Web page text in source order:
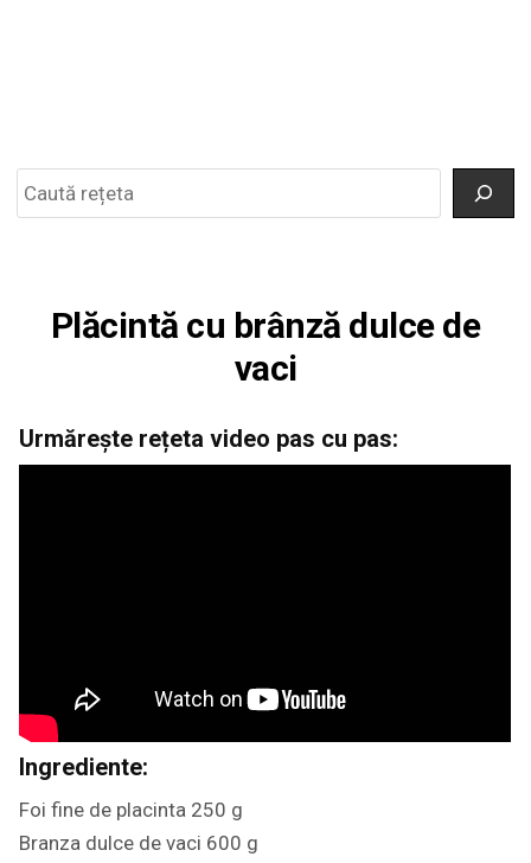
Plăcintă cu brânză dulce de
vaci
Urmărește rețeta video pas cu pas:
Ingrediente:
Foi fine de placinta 250 g
Branza dulce de vaci 600 g